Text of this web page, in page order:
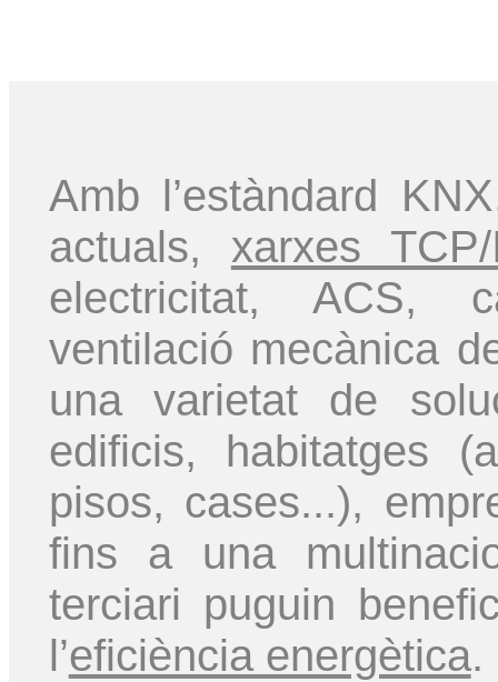
Amb l’estàndard
actuals, xarxes
electricitat, ACS,
ventilació mecànica
una varietat de
edificis, habitatges
pisos, cases...),
fins a una
terciari puguin
l’eficiència energètica.